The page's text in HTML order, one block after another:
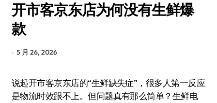
开市客京东店为何没有生鲜爆
款
5 月 26, 2026
说起开市客京东店的“生鲜缺失症”，很多人第一反应
是物流时效跟不上。但问题真有那么简单？生鲜电